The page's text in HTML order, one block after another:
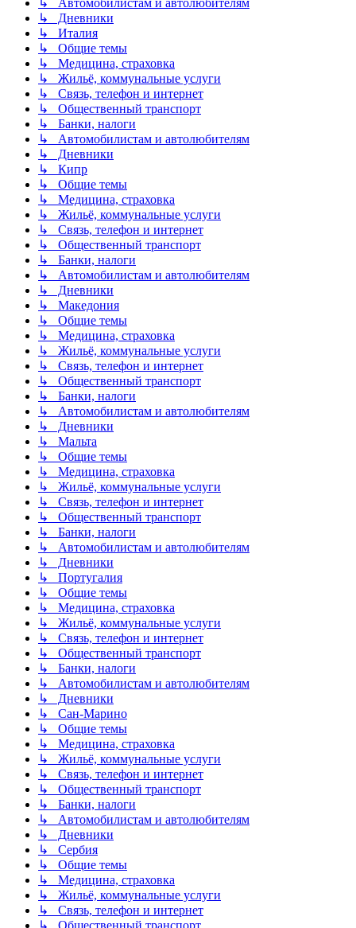
↳ Дневники
↳ Италия
↳ Общие темы
↳ Медицина, страховка
↳ Жильё, коммунальные услуги
↳ Связь, телефон и интернет
↳ Общественный транспорт
↳ Банки, налоги
↳ Автомобилистам и автолюбителям
↳ Дневники
↳ Кипр
↳ Общие темы
↳ Медицина, страховка
↳ Жильё, коммунальные услуги
↳ Связь, телефон и интернет
↳ Общественный транспорт
↳ Банки, налоги
↳ Автомобилистам и автолюбителям
↳ Дневники
↳ Македония
↳ Общие темы
↳ Медицина, страховка
↳ Жильё, коммунальные услуги
↳ Связь, телефон и интернет
↳ Общественный транспорт
↳ Банки, налоги
↳ Автомобилистам и автолюбителям
↳ Дневники
↳ Мальта
↳ Общие темы
↳ Медицина, страховка
↳ Жильё, коммунальные услуги
↳ Связь, телефон и интернет
↳ Общественный транспорт
↳ Банки, налоги
↳ Автомобилистам и автолюбителям
↳ Дневники
↳ Португалия
↳ Общие темы
↳ Медицина, страховка
↳ Жильё, коммунальные услуги
↳ Связь, телефон и интернет
↳ Общественный транспорт
↳ Банки, налоги
↳ Автомобилистам и автолюбителям
↳ Дневники
↳ Сан-Марино
↳ Общие темы
↳ Медицина, страховка
↳ Жильё, коммунальные услуги
↳ Связь, телефон и интернет
↳ Общественный транспорт
↳ Банки, налоги
↳ Автомобилистам и автолюбителям
↳ Дневники
↳ Сербия
↳ Общие темы
↳ Медицина, страховка
↳ Жильё, коммунальные услуги
↳ Связь, телефон и интернет
↳ Общественный транспорт